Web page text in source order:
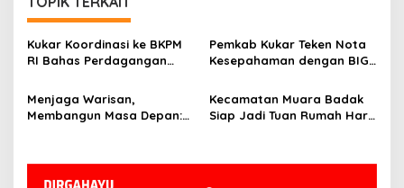
Kukar Koordinasi ke BKPM
RI Bahas Perdagangan
Non-Kawasan Hutan
Pemkab Kukar Teken Nota
Kesepahaman dengan BIG:
Pembangunan Berbasis
Geospasial
Menjaga Warisan,
Membangun Masa Depan:
Dana Abadi Daerah ke
Bojonegoro
Kecamatan Muara Badak
Siap Jadi Tuan Rumah Hari